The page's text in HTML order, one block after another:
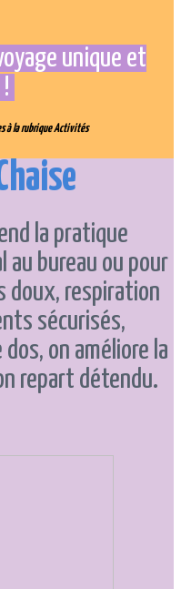
unique et
à la rubriqueActivités
la pratique
bureau ou pour
respiration
sécurisés,
on améliore la
repart détendu.